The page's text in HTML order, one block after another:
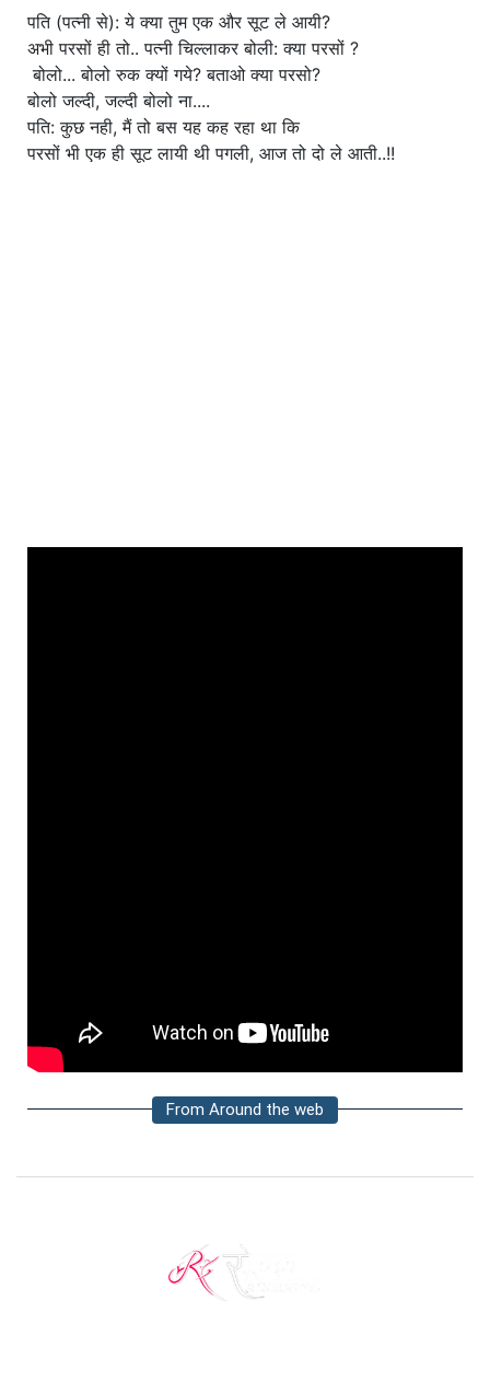
पति (पत्नी से): ये क्या तुम एक और सूट ले आयी?
अभी परसों ही तो.. पत्नी चिल्लाकर बोली: क्या परसों ?
बोलो... बोलो रुक क्यों गये? बताओ क्या परसो?
बोलो जल्दी, जल्दी बोलो ना....
पति: कुछ नही, मैं तो बस यह कह रहा था कि
परसों भी एक ही सूट लायी थी पगली, आज तो दो ले आती..!!
From Around the web